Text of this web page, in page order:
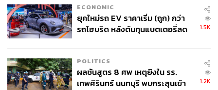
ECONOMIC
ยุคใหม่รถ EV ราคาเริ่ม (ถูก) กว่า
รถไฮบริด หลังต้นทุนแบตเตอรี่ลด
1.5K
POLITICS
ผลชันสูตร 8 ศพ เหตุยิงใน รร.
เทพศิรินทร์ นนทบุรี พบกระสุนเข้า
1.2K